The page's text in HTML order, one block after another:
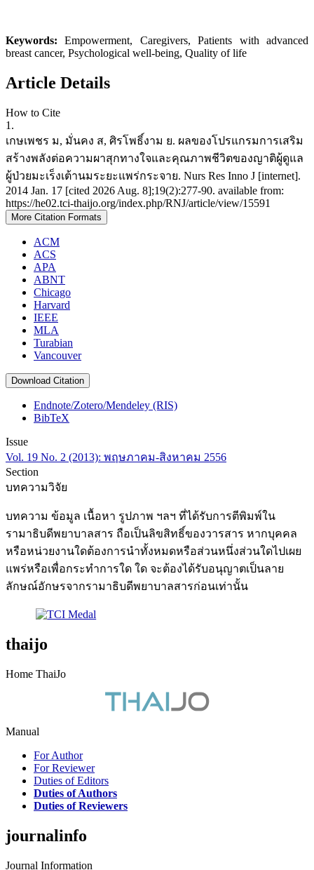
Keywords: Empowerment, Caregivers, Patients with advanced
breast cancer, Psychological well-being, Quality of life
Article Details
How to Cite
1.
เกษเพชร ม, มั่นคง ส, ศิรโพธิ์งาม ย. ผลของโปรแกรมการเสริม
สร้างพลังต่อความผาสุกทางใจและคุณภาพชีวิตของญาติผู้ดูแล
ผู้ป่วยมะเร็งเต้านมระยะแพร่กระจาย. Nurs Res Inno J [internet].
2014 Jan. 17 [cited 2026 Aug. 8];19(2):277-90. available from:
https://he02.tci-thaijo.org/index.php/RNJ/article/view/15591
More Citation Formats
ACM
ACS
APA
ABNT
Chicago
Harvard
IEEE
MLA
Turabian
Vancouver
Download Citation
Endnote/Zotero/Mendeley (RIS)
BibTeX
Issue
Vol. 19 No. 2 (2013): พฤษภาคม-สิงหาคม 2556
Section
บทความวิจัย
บทความ ข้อมูล เนื้อหา รูปภาพ ฯลฯ ที่ได้รับการตีพิมพ์ใน
รามาธิบดีพยาบาลสาร ถือเป็นลิขสิทธิ์ของวารสาร หากบุคคล
หรือหน่วยงานใดต้องการนำทั้งหมดหรือส่วนหนึ่งส่วนใดไปเผย
แพร่หรือเพื่อกระทำการใด ใด จะต้องได้รับอนุญาตเป็นลาย
ลักษณ์อักษรจากรามาธิบดีพยาบาลสารก่อนเท่านั้น
thaijo
Home ThaiJo
Manual
For Author
For Reviewer
Duties of Editors
Duties of Authors
Duties of Reviewers
journalinfo
Journal Information